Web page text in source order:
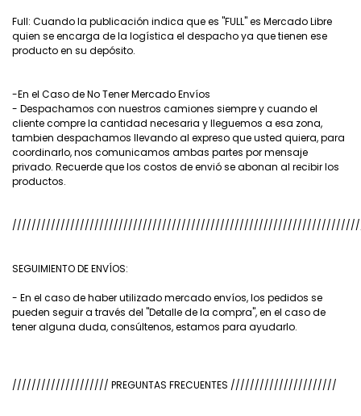
Full: Cuando la publicación indica que es "FULL" es Mercado Libre
quien se encarga de la logística el despacho ya que tienen ese
producto en su depósito.
-En el Caso de No Tener Mercado Envíos
- Despachamos con nuestros camiones siempre y cuando el
cliente compre la cantidad necesaria y lleguemos a esa zona,
tambien despachamos llevando al expreso que usted quiera, para
coordinarlo, nos comunicamos ambas partes por mensaje
privado. Recuerde que los costos de envió se abonan al recibir los
productos.
SEGUIMIENTO DE ENVÍOS:
- En el caso de haber utilizado mercado envíos, los pedidos se
pueden seguir a través del "Detalle de la compra", en el caso de
tener alguna duda, consúltenos, estamos para ayudarlo.
//////////////////// PREGUNTAS FRECUENTES //////////////////////